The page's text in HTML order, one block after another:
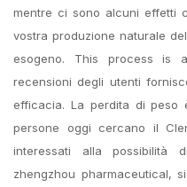
mentre ci sono alcuni effetti
vostra produzione naturale
esogeno. This process is
recensioni degli utenti
efficacia. La perdita di
persone oggi cercano il
interessati alla possibilità
zhengzhou pharmaceutical,